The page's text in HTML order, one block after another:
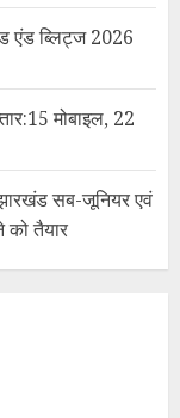
एंड ब्लिट्ज 2026
मोबाइल, 22
झारखंड सब-जूनियर एवं
को तैयार